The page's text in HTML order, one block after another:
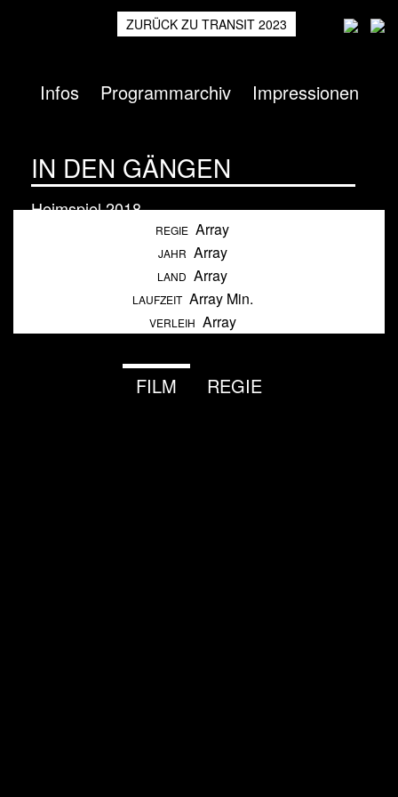
ZURÜCK ZU TRANSIT 2023
Infos Programmarchiv Impressionen
IN DEN GÄNGEN
Heimspiel2018
REGIE Array
JAHR Array
LAND Array
LAUFZEIT Array Min.
VERLEIH Array
FILM REGIE